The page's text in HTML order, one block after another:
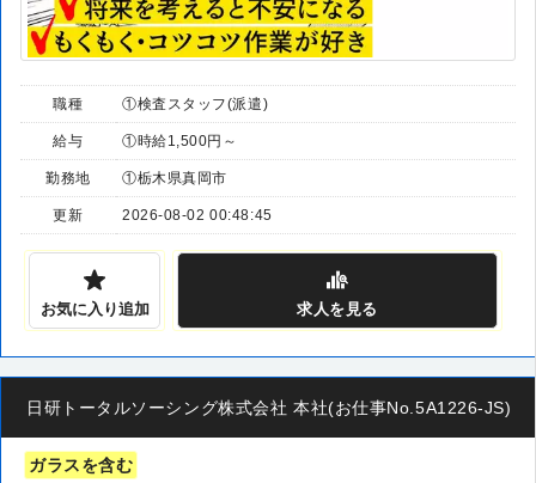
職種 ①検査スタッフ(派遣)
給与 ①時給1,500円～
勤務地 ①栃木県真岡市
更新 2026-08-02 00:48:45
お気に入り追加 求人 を見る
日研トータルソーシング株式会社 本社(お仕事No.5A1226-JS)
ガラスを含む